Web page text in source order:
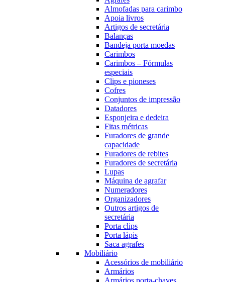
Almofadas para carimbo
Apoia livros
Artigos de secretária
Balanças
Bandeja porta moedas
Carimbos
Carimbos – Fórmulas
especiais
Clips e pioneses
Cofres
Conjuntos de impressão
Datadores
Esponjeira e dedeira
Fitas métricas
Furadores de grande
capacidade
Furadores de rebites
Furadores de secretária
Lupas
Máquina de agrafar
Numeradores
Organizadores
Outros artigos de
secretária
Porta clips
Porta lápis
Saca agrafes
Mobiliário
Acessórios de mobiliário
Armários
Armários porta-chaves